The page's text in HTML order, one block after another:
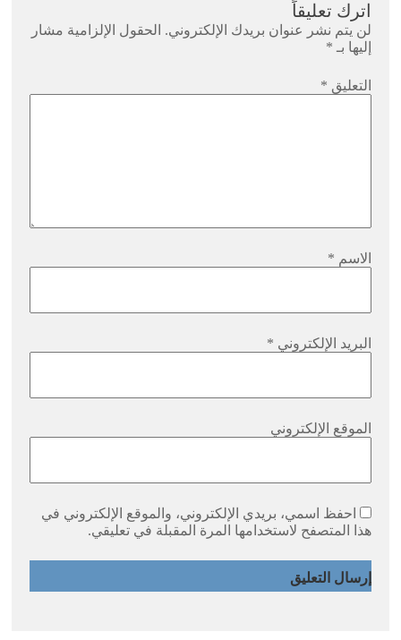
اترك تعليقاً
لن يتم نشر عنوان بريدك الإلكتروني. الحقول الإلزامية مشار
إليها بـ *
التعليق *
الاسم *
البريد الإلكتروني *
الموقع الإلكتروني
احفظ اسمي، بريدي الإلكتروني، والموقع الإلكتروني في
هذا المتصفح لاستخدامها المرة المقبلة في تعليقي.